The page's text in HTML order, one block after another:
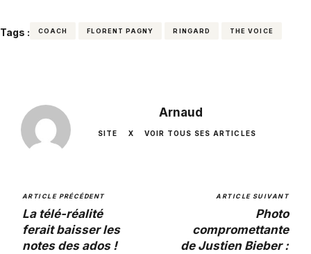
Tags : COACH FLORENT PAGNY RINGARD THE VOICE
Arnaud
SITE X VOIR TOUS SES ARTICLES
ARTICLE PRÉCÉDENT
La télé-réalité
ferait baisser les
notes des ados !
ARTICLE SUIVANT
Photo
compromettante
de Justien Bieber :